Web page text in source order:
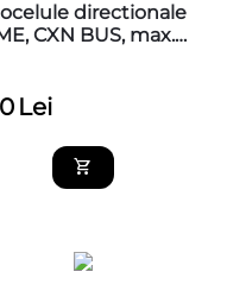
directionale
CXN BUS, max.
Lei